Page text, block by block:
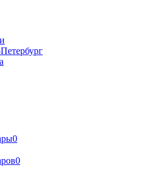
0
0